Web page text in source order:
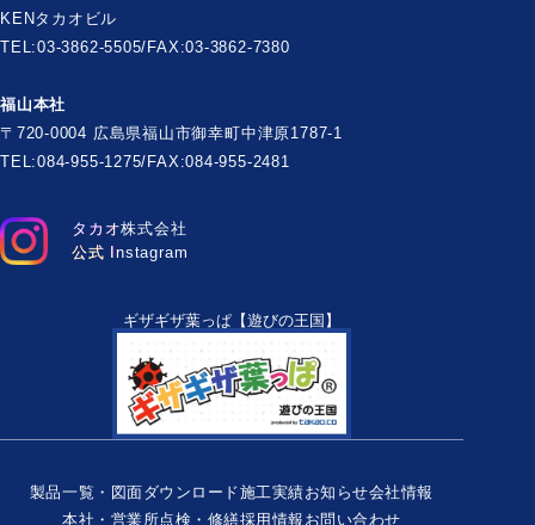
タカオ株式会社
公式 Instagram
KENタカオビル
TEL:03-3862-5505/FAX:03-3862-7380
福山本社
〒720-0004 広島県福山市御幸町中津原1787-1
TEL:084-955-1275/FAX:084-955-2481
ギザギザ葉っぱ【遊びの王国】
製品一覧・図面ダウンロード施工実績お知らせ会社情報
本社・営業所点検・修繕採用情報 お問い合わせ